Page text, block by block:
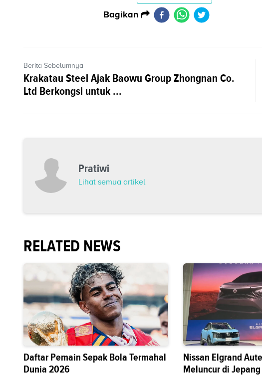
Bagikan
Berita Sebelumnya
Krakatau Steel Ajak Baowu Group Zhongnan Co.
Ltd Berkongsi untuk ...
Pratiwi
Lihat semua artikel
RELATED NEWS
Daftar Pemain Sepak Bola Termahal
Dunia 2026
Nissan Elgrand
Meluncur di Jepang